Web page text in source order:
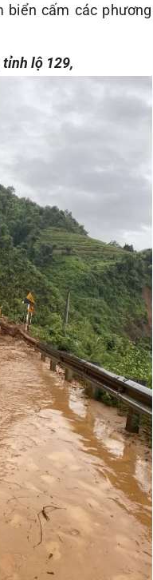
biển cấm các phương
lộ 129,